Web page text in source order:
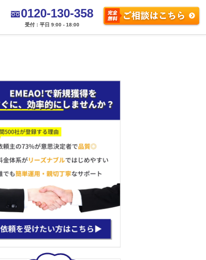
0120-130-358
受付：平日 9:00 - 18:00